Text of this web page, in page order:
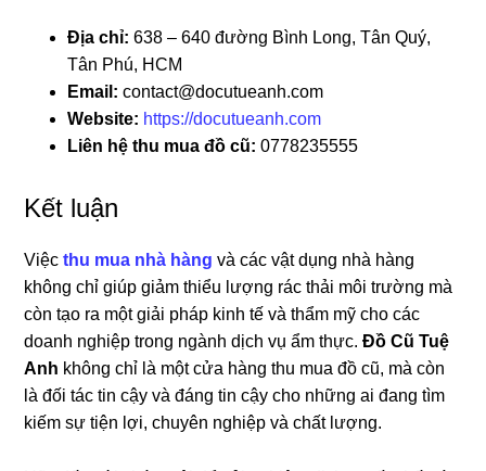
Địa chỉ: 638 – 640 đường Bình Long, Tân Quý,
Tân Phú, HCM
Email: contact@docutueanh.com
Website: https://docutueanh.com
Liên hệ thu mua đồ cũ: 0778235555
Kết luận
Việcthu mua nhà hàng và các vật dụng nhà hàng
không chỉ giúp giảm thiểu lượng rác thải môi trường mà
còn tạo ra một giải pháp kinh tế và thẩm mỹ cho các
doanh nghiệp trong ngành dịch vụ ẩm thực.Đồ Cũ Tuệ
Anh không chỉ là một cửa hàng thu mua đồ cũ, mà còn
là đối tác tin cậy và đáng tin cậy cho những ai đang tìm
kiếm sự tiện lợi, chuyên nghiệp và chất lượng.